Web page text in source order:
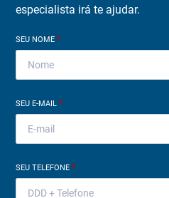
especialista irá te ajudar.
SEU NOME*
SEU E-MAIL*
SEU TELEFONE*